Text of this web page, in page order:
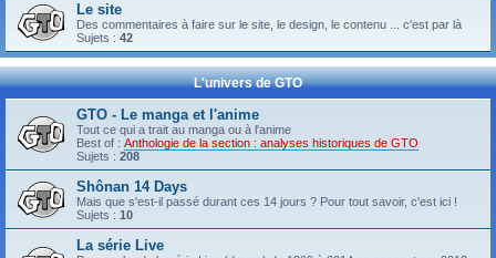
Le site
Des commentaires à faire sur le site, le design, le contenu ... c'est par là
Sujets : 42
L'univers de GTO
GTO - Le manga et l'anime
Tout ce qui a trait au manga ou à l'anime
Best of : Anthologie de la section : analyses historiques de GTO
Sujets : 208
Shônan 14 Days
Mais que s'est-il passé durant ces 14 jours ? Pour tout savoir, c'est ici !
Sujets : 10
La série Live